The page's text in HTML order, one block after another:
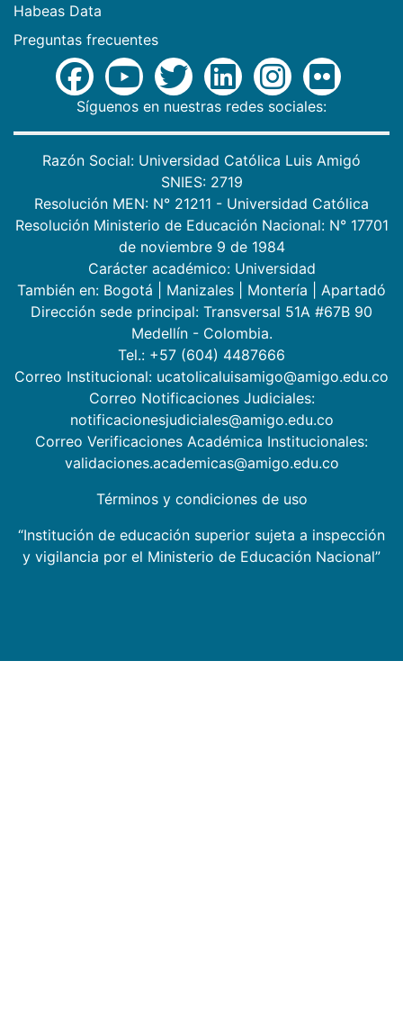
Habeas Data
Preguntas frecuentes
Síguenos en nuestras redes sociales:
Razón Social: Universidad Católica Luis Amigó
SNIES: 2719
Resolución MEN: N° 21211 - Universidad Católica
Resolución Ministerio de Educación Nacional: N° 17701
de noviembre 9 de 1984
Carácter académico: Universidad
También en: Bogotá Manizales Montería
Apartadó
Dirección sede principal: Transversal 51A #67B 90
Medellín - Colombia.
Tel.: +57 (604) 4487666
Correo Institucional: ucatolicaluisamigo@amigo.edu.co
Correo Notificaciones Judiciales:
notificacionesjudiciales@amigo.edu.co
Correo Verificaciones Académica Institucionales:
validaciones.academicas@amigo.edu.co
Términos y condiciones de uso
“Institución de educación superior sujeta a inspección
y vigilancia por el Ministerio de Educación Nacional”